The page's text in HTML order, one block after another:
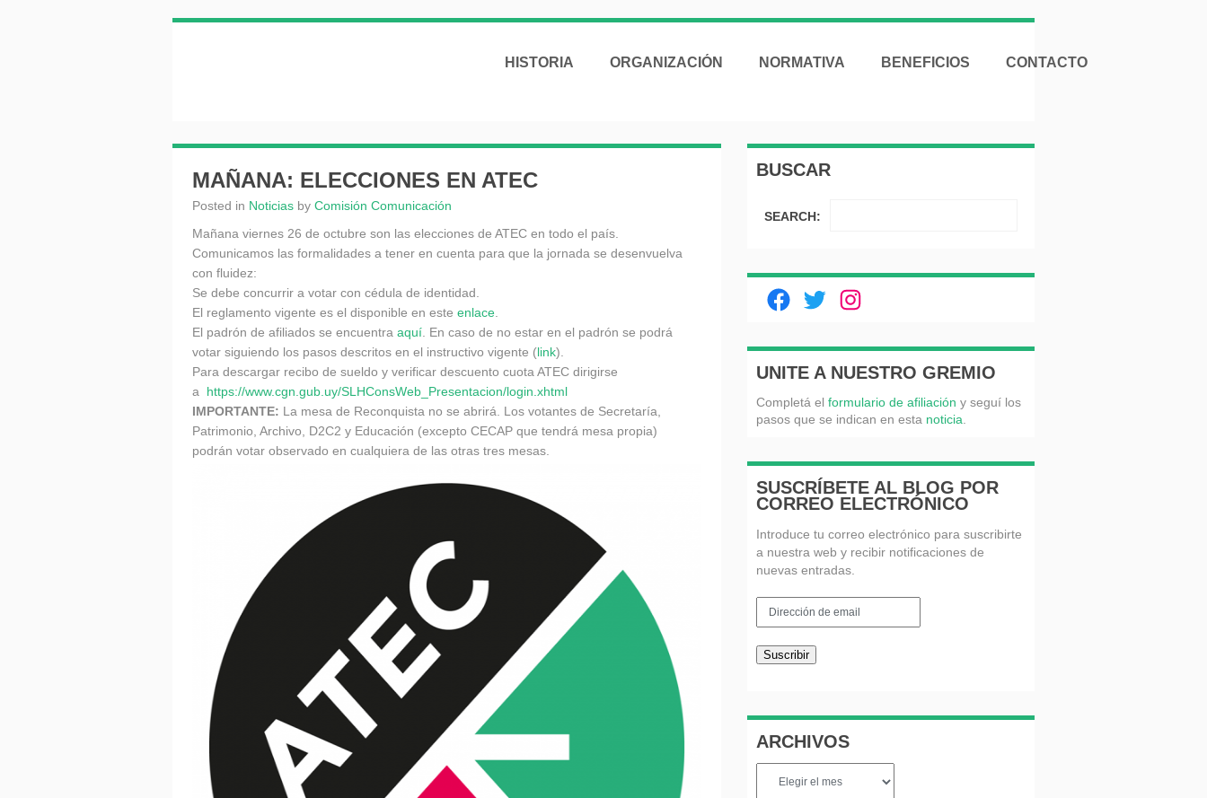
HISTORIA ORGANIZACIÓN NORMATIVA BENEFICIOS CONTACTO
MAÑANA: ELECCIONES EN ATEC
Posted in Noticias by Comisión Comunicación
Mañana viernes 26 de octubre son las elecciones de ATEC en todo el país.
Comunicamos las formalidades a tener en cuenta para que la jornada se desenvuelva
con fluidez:
Se debe concurrir a votar con cédula de identidad.
El reglamento vigente es el disponible en este enlace
El padrón de afiliados se encuentra aquí . En caso de no estar en el padrón se podrá
votar siguiendo los pasos descritos en el instructivo vigente (link).
Para descargar recibo de sueldo y verificar descuento cuota ATEC dirigirse
a https://www.cgn.gub.uy/SLHConsWeb_Presentacion/login. xhtml
IMPORTANTE: La mesa de Reconquista no se abrirá. Los votantes de Secretaría,
Patrimonio, Archivo, D2C2 y Educación (excepto CECAP que tendrá mesa propia)
podrán votar observado en cualquiera de las otras tres mesas.
BUSCAR
SEARCH:
Facebook
TwitterInstagram
UNITE A NUESTRO GREMIO
Completá el formulario de afiliación y seguí los
pasos que se indican en esta noticia
SUSCRÍBETE AL BLOG POR
CORREO ELECTRÓNICO
Introduce tu correo electrónico para suscribirte
a nuestra web y recibir notificaciones de
nuevas entradas.
Dirección
Suscribir
ARCHIVOS